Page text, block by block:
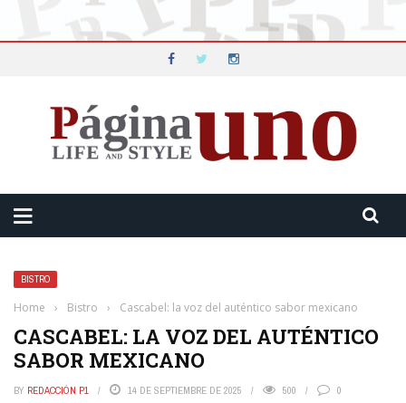
BISTRO
Home › Bistro › Cascabel: la voz del auténtico sabor mexicano
CASCABEL: LA VOZ DEL AUTÉNTICO
SABOR MEXICANO
BY REDACCIÓN P1 14 DE SEPTIEMBRE DE 2025 500 0